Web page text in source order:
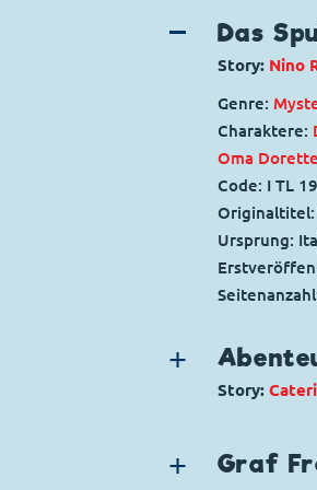
Das
Story: Nino
Genre:
Charaktere:
Oma
Code: I TL
Originaltitel:
Ursprung:
Story:
Charaktere:
Graf